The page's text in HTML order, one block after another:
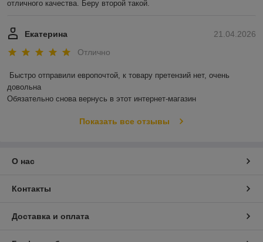
отличного качества. Беру второй такой.
21.04.2026
Екатерина
Отлично
Быстро отправили европочтой, к товару претензий нет, очень
довольна
Обязательно снова вернусь в этот интернет-магазин
Показать все отзывы
О нас
Контакты
Доставка и оплата